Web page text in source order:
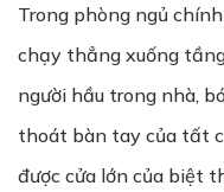
Trong phòng ngủ
chạy thẳng xuống
người hầu trong nhà,
thoát bàn tay của tất
được cửa lớn của biệt